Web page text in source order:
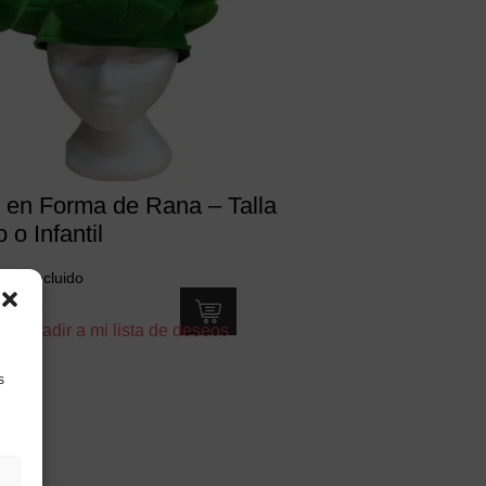
en Forma de Rana – Talla
o Infantil
IVA incluido
Añadir a mi lista de deseos